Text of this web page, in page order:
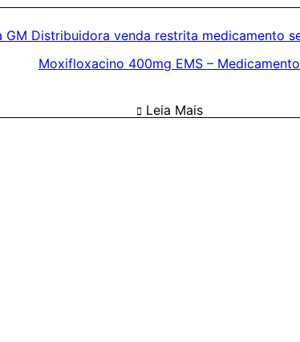
Moxifloxacino 400mg EMS – Medicamento
Leia Mais